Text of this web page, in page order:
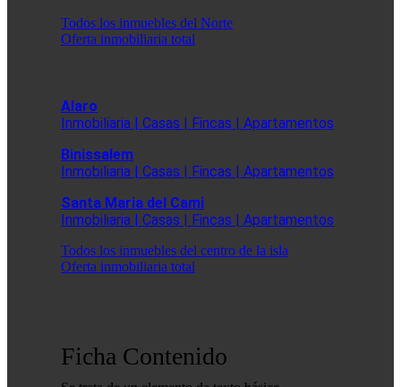
Todos los inmuebles del Norte
Oferta inmobiliaria total
Alaro
Inmobiliaria | Casas | Fincas | Apartamentos
Binissalem
Inmobiliaria | Casas | Fincas | Apartamentos
Santa Maria del Cami
Inmobiliaria | Casas | Fincas | Apartamentos
Todos los inmuebles del centro de la isla
Oferta inmobiliaria total
Ficha Contenido